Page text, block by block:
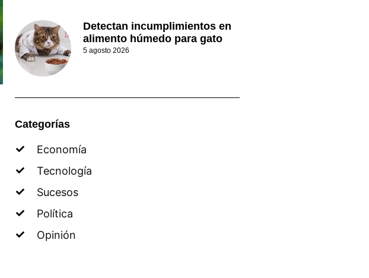
Detectan incumplimientos en
alimento húmedo para gato
5 agosto 2026
Categorías
Economía
Tecnología
Sucesos
Política
Opinión